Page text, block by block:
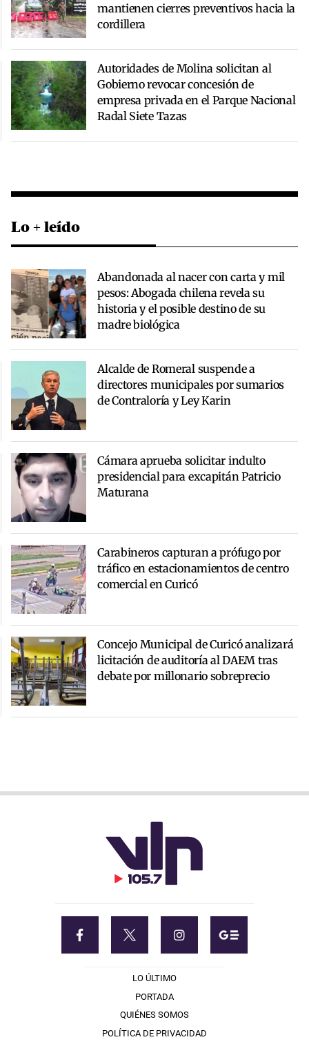
mantienen cierres preventivos hacia la
cordillera
Autoridades de Molina solicitan al
Gobierno revocar concesión de
empresa privada en el Parque Nacional
Radal Siete Tazas
Lo + leído
Abandonada al nacer con carta y mil
pesos: Abogada chilena revela su
historia y el posible destino de su
madre biológica
Alcalde de Romeral suspende a
directores municipales por sumarios
de Contraloría y Ley Karin
Cámara aprueba solicitar indulto
presidencial para excapitán Patricio
Maturana
Carabineros capturan a prófugo por
tráfico en estacionamientos de centro
comercial en Curicó
Concejo Municipal de Curicó analizará
licitación de auditoría al DAEM tras
debate por millonario sobreprecio
LO ÚLTIMO
PORTADA
QUIÉNES SOMOS
POLÍTICA DE PRIVACIDAD